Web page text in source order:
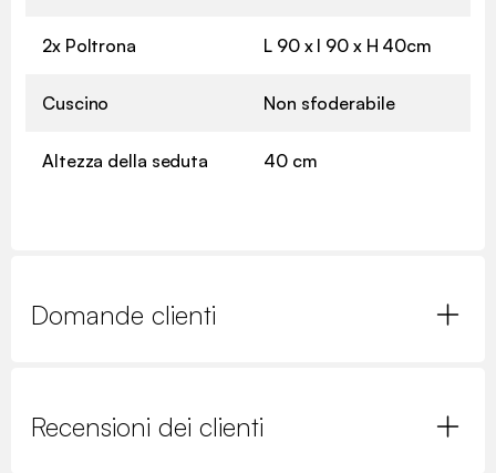
2x Poltrona L 90 x l 90 x H 40cm
Cuscino Non sfoderabile
Altezza della seduta 40 cm
Domande clienti
Recensioni dei clienti